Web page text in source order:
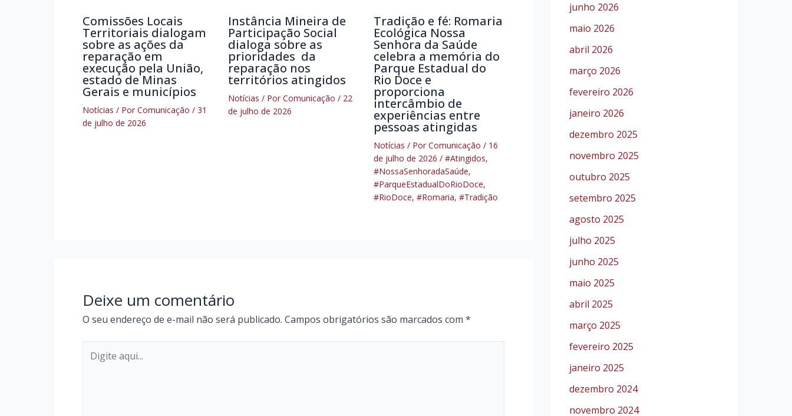
Comissões Locais
Territoriais dialogam
sobre as ações da
reparação em
execução pela União,
estado de Minas
Gerais e municípios
Notícias / Por Comunicação / 31
de julho de 2026
Instância Mineira de
Participação Social
dialoga sobre as
prioridades da
reparação nos
territórios atingidos
Notícias / Por Comunicação / 22
de julho de 2026
Tradição e fé: Romaria
Ecológica Nossa
Senhora da Saúde
celebra a memória do
Parque Estadual do
Rio Doce e
proporciona
intercâmbio de
experiências entre
pessoas atingidas
Notícias / Por Comunicação / 16
de julho de 2026 / #Atingidos,
#NossaSenhoradaSaúde,
#ParqueEstadualDoRioDoce,
#RioDoce, #Romaria, #Tradição
Deixe um comentário
O seu endereço de e-mail não será publicado. Campos obrigatórios são marcados com *
aqui...
junho 2026
maio 2026
abril 2026
março 2026
fevereiro 2026
janeiro 2026
dezembro 2025
novembro 2025
outubro 2025
setembro 2025
agosto 2025
julho 2025
junho 2025
maio 2025
abril 2025
março 2025
fevereiro 2025
janeiro 2025
dezembro 2024
novembro 2024